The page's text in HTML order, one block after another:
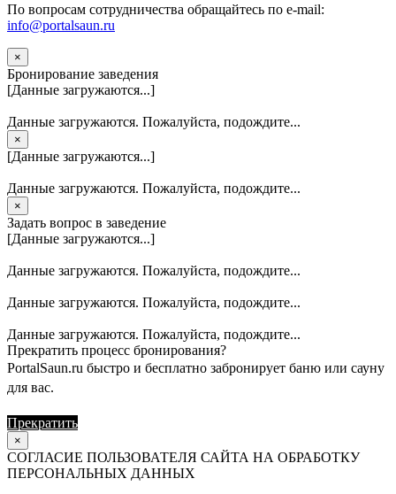
По вопросам сотрудничества обращайтесь по e-mail:
info@portalsaun.ru
×
Бронирование заведения
[Данные загружаются...]
Данные загружаются. Пожалуйста, подождите...
×
[Данные загружаются...]
Данные загружаются. Пожалуйста, подождите...
×
Задать вопрос в заведение
[Данные загружаются...]
Данные загружаются. Пожалуйста, подождите...
Данные загружаются. Пожалуйста, подождите...
Данные загружаются. Пожалуйста, подождите...
Прекратить процесс бронирования?
PortalSaun.ru быстро и бесплатно забронирует баню или сауну
для вас.
Прекратить
×
СОГЛАСИЕ ПОЛЬЗОВАТЕЛЯ САЙТА НА ОБРАБОТКУ
ПЕРСОНАЛЬНЫХ ДАННЫХ